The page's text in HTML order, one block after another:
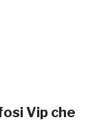
Vip che